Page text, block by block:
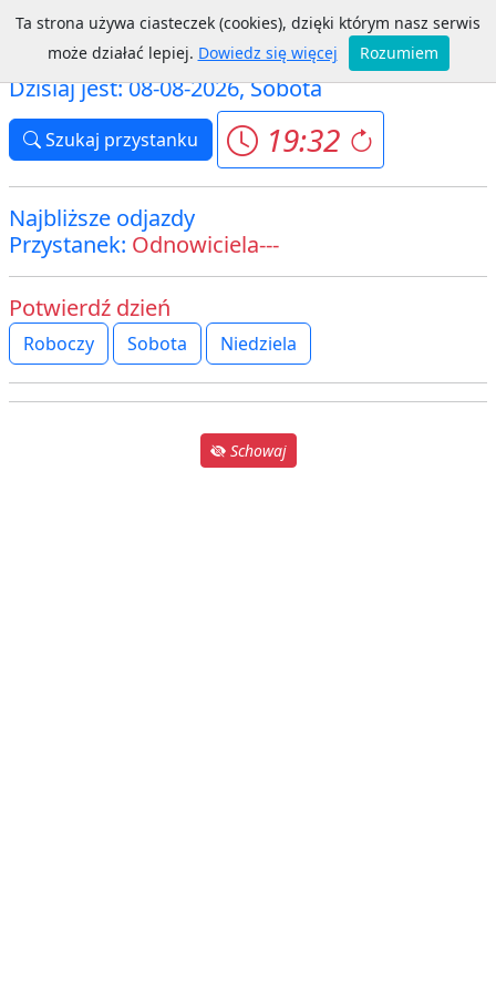
Iława ZKM
Dzisiaj jest: 08-08-2026, Sobota
Szukaj przystanku 19:32
Najbliższe odjazdy
Przystanek: Odnowiciela---
Potwierdź dzień
Roboczy Sobota Niedziela
Schowaj
Ta strona używa ciasteczek (cookies), dzięki którym nasz serwis
może działać lepiej. Dowiedz się więcej Rozumiem